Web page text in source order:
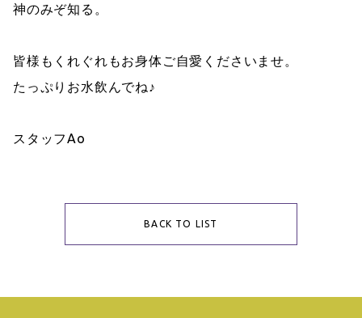
神のみぞ知る。
皆様もくれぐれもお身体ご自愛くださいませ。
たっぷりお水飲んでね♪
スタッフAo
BACK TO LIST